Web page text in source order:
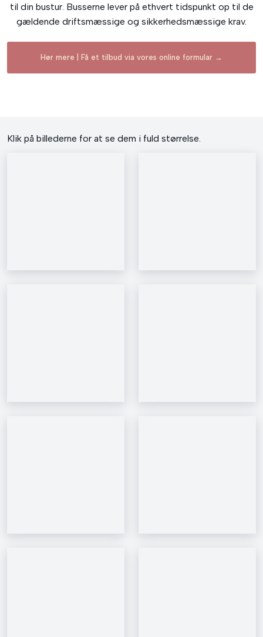
til din bustur. Busserne lever på ethvert tidspunkt op til de
gældende driftsmæssige og sikkerhedsmæssige krav.​
Hør mere | Få et tilbud via vores online formular →
​​Klik på billederne for at se dem i fuld størrelse​.